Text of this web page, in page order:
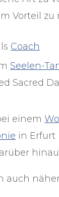
Vorteil zu
Coach
Seelen-
Sacred
einem
in Erfurt
auch